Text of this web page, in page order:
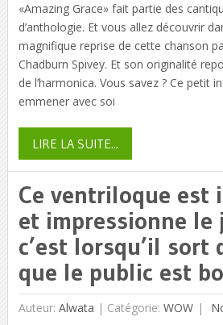
«Amazing Grace» fait partie des
d’anthologie. Et vous allez découvrir
magnifique reprise de cette chanson
Chadburn Spivey. Et son originalité
de l’harmonica. Vous savez ? Ce petit
emmener avec soi
LIRE LA SUITE...
Ce ventriloque est
et impressionne le
c’est lorsqu’il sort
que le public est
Auteur: Alwata | Catégorie: WOW